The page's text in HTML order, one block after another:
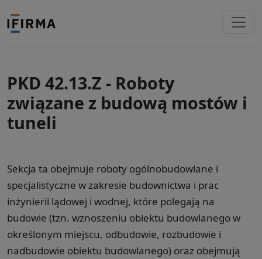
PKD 42.13.Z - Roboty
związane z budową mostów i
tuneli
Sekcja ta obejmuje roboty ogólnobudowlane i
specjalistyczne w zakresie budownictwa i prac
inżynierii lądowej i wodnej, które polegają na
budowie (tzn. wznoszeniu obiektu budowlanego w
określonym miejscu, odbudowie, rozbudowie i
nadbudowie obiektu budowlanego) oraz obejmują